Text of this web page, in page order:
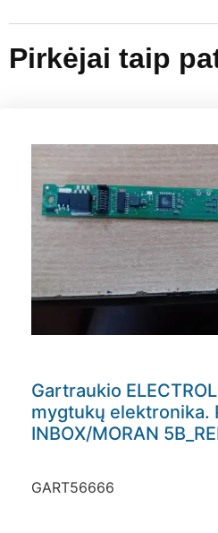
Pirkėjai taip
Gartraukio
mygtukų elektronika.
INBOX/MORAN
GART56666